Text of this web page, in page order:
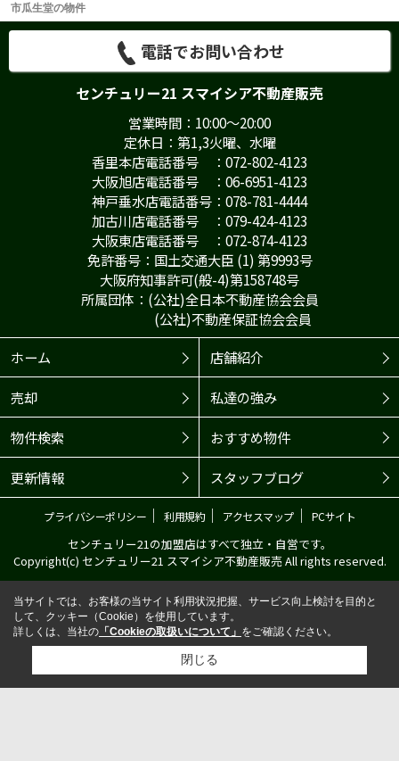
市瓜生堂の物件
電話でお問い合わせ
センチュリー21 スマイシア不動産販売
営業時間：10:00～20:00
定休日：第1,3火曜、水曜
香里本店電話番号 ：072-802-4123
大阪旭店電話番号 ：06-6951-4123
神戸垂水店電話番号：078-781-4444
加古川店電話番号 ：079-424-4123
大阪東店電話番号 ：072-874-4123
免許番号：国土交通大臣 (1) 第9993号
大阪府知事許可(般-4)第158748号
所属団体：(公社)全日本不動産協会会員
(公社)不動産保証協会会員
ホーム
店舗紹介
売却 私達の強み
物件検索 おすすめ物件
更新情報 スタッフブログ
プライバシーポリシー ｜ 利用規約｜ アクセスマップ｜ PCサイト
センチュリー21の加盟店はすべて独立・自営です。
Copyright(c) センチュリー21 スマイシア不動産販売 All rights reserved.
当サイトでは、お客様の当サイト利用状況把握、サービス向上検討を目的と
して、クッキー（Cookie）を使用しています。
詳しくは、当社の 「Cookieの取扱いについて」 をご確認ください。
閉じる